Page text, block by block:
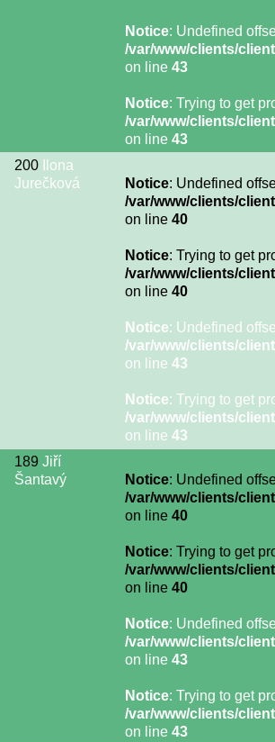
Notice: Undefined
/var/www/clients/
on line 43
Notice: Trying to get
/var/www/clients/
on line 43
200
Ilona
Jurečková
Notice: Undefined
/var/www/clients/
on line 40
Notice: Trying to get
/var/www/clients/
on line 40
Notice: Undefined
/var/www/clients/
on line 43
Notice: Trying to get
/var/www/clients/
on line 43
189 Jiří
Šantavý
Notice: Undefined
/var/www/clients/
on line 40
Notice: Trying to get
/var/www/clients/
on line 40
Notice: Undefined
/var/www/clients/
on line 43
Notice: Trying to get
/var/www/clients/
on line 43